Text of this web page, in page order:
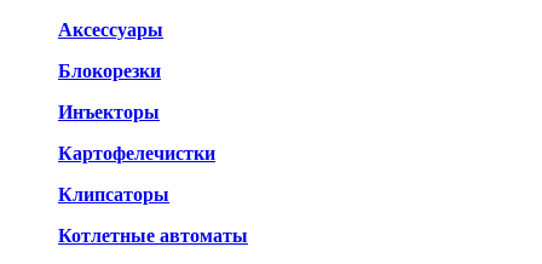
Аксессуары
Блокорезки
Инъекторы
Картофелечистки
Клипсаторы
Котлетные автоматы